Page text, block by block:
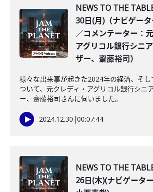
NEWS TO THE
30日(月)（ナビゲー
／コメンテーター：
アグリコル銀行シニ
ザー、齋藤裕司）
様々な出来事が起きた2024年の経済、そ
ついて、元クレディ・アグリコル銀行シニ
ー、齋藤裕司さんに伺いました。
2024.12.30 |00:07:44
NEWS TO THE
26日(木)(ナビゲータ